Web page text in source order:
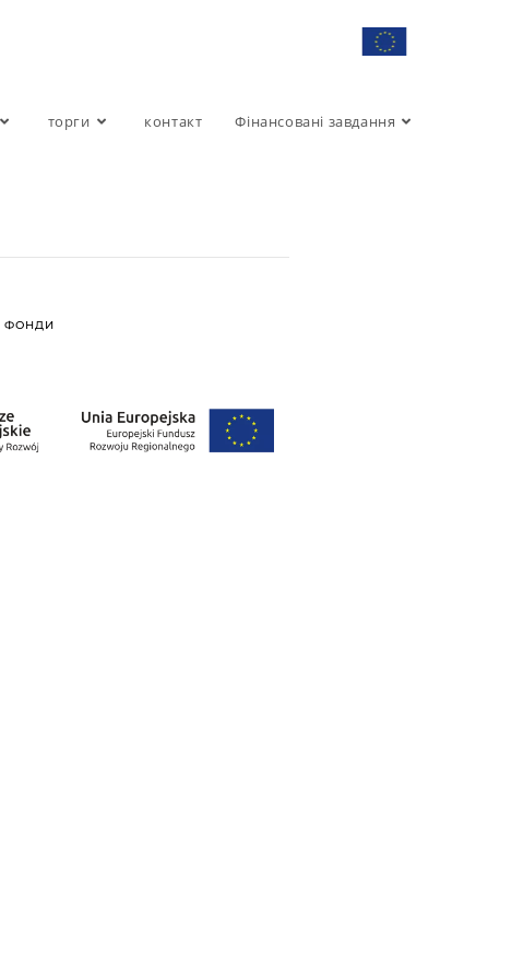
торги контакт Фінансовані завдання
ФОНДИ